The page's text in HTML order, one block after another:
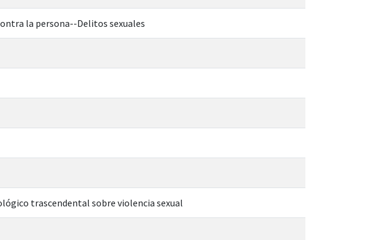
la persona--Delitos sexuales
trascendental sobre violencia sexual